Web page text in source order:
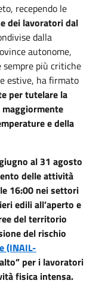
recependo le
dei lavoratori dal
dalla
autonome,
più critiche
estive, ha firmato
per tutelare la
e della
al 31 agosto
delle attività
16:00 nei settori
edili all’aperto e
del territorio
del rischio
(INAIL-
per i lavoratori
fisica intensa.